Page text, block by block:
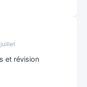
et révision